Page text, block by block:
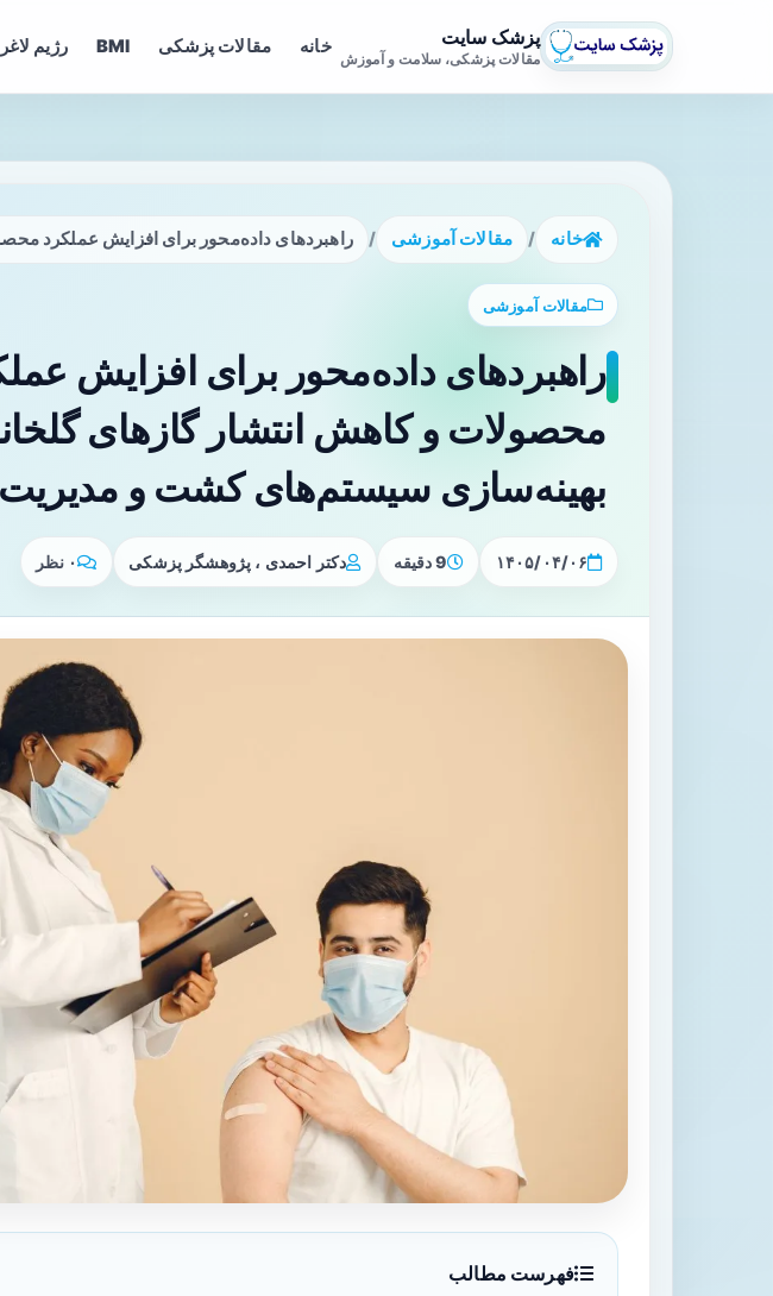
پزشک سایت
مقالات پزشکی، سلامت و آموزش
خانه مقالات پزشکی BMI رژیم
خانه / مقالات آموزشی / راهبردهای داده‌محور برای افزایش عملکرد
مقالات آموزشی
راهبردهای داده‌محور برای افزایش
محصولات و کاهش انتشار گازهای
بهینه‌سازی سیستم‌های کشت و مدیریت
۱۴۰۵/۰۴/۰۶ 9 دقیقه دکتر احمدی ، پژوهشگر پزشکی ۰ نظر
فهرست مطالب